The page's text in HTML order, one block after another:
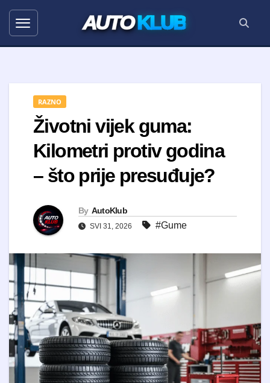
AUTOKLUB
RAZNO
Životni vijek guma:
Kilometri protiv godina
– što prije presuđuje?
By AutoKlub
SVI 31, 2026 #Gume